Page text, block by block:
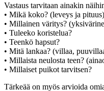
Vastaus tarvitaan ainakin
• Mikä koko? (leveys ja pituus)
• Millainen väritys?
• Tuleeko koristelua?
• Teenkö hapsut?
• Mitä lankaa? (villaa,
• Millaista neulosta teen?
• Millaiset puikot tarvitsen?
Tärkeää on myös arvioida